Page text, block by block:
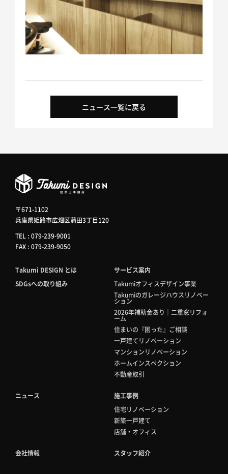
SDGsへの取り組み
ニュース一覧に戻る
〒671-1102
兵庫県姫路市広畑区蒲田3丁目120
TEL : 079-239-9001
FAX : 079-239-9050
Takumi DESIGN とは
SDGsへの取り組み
サービス案内
Takumiオフィスデザイン事業
Takumiのガレージハウスリノベー
ション
2026年補助金あり｜二重窓リフォ
ーム
住まいの『困った』ご相談
一戸建てリノベーション
マンションリノベーション
ホームインスペクション
不動産取引
ニュース
施工事例
住宅リノベーション
新築一戸建て
店舗・オフィス
会社情報 スタッフ紹介